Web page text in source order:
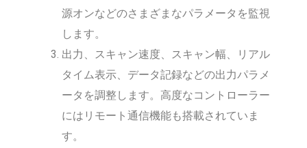
源オンなどのさまざまなパラメータを監視
します。
出力、スキャン速度、スキャン幅、リアル
タイム表示、データ記録などの出力パラメ
ータを調整します。高度なコントローラー
にはリモート通信機能も搭載されていま
す。